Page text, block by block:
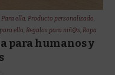
Para ella, Producto personalizado,
ella,Regalos para niñ@s,Ropa
para humanos y